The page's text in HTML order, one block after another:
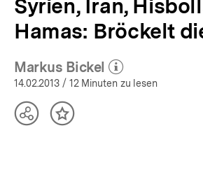
Syrien, Iran,
Hamas: Bröckelt
Markus Bickel
(Mehr zum Autor)
öffnen
14.02.2013 / 12 Minuten zu lesen
TeilenInhalt